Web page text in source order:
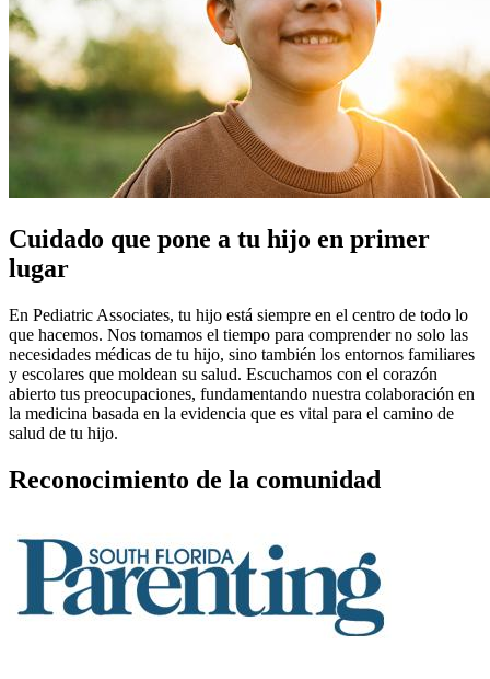
Cuidado que pone a tu hijo en primer
lugar
En Pediatric Associates, tu hijo está siempre en el centro de todo lo
que hacemos. Nos tomamos el tiempo para comprender no solo las
necesidades médicas de tu hijo, sino también los entornos familiares
y escolares que moldean su salud. Escuchamos con el corazón
abierto tus preocupaciones, fundamentando nuestra colaboración en
la medicina basada en la evidencia que es vital para el camino de
salud de tu hijo.
Reconocimiento de la comunidad